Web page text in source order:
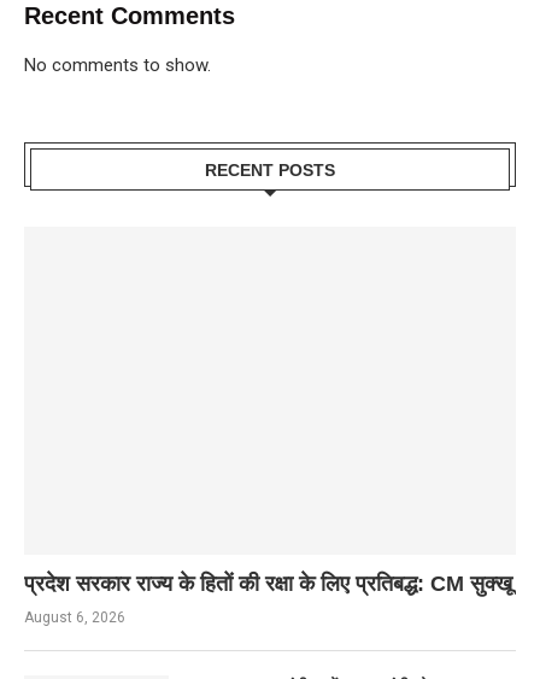
Recent Comments
No comments to show.
RECENT POSTS
प्रदेश सरकार राज्य के हितों की रक्षा के लिए प्रतिबद्ध: CM सुक्खू
August 6, 2026